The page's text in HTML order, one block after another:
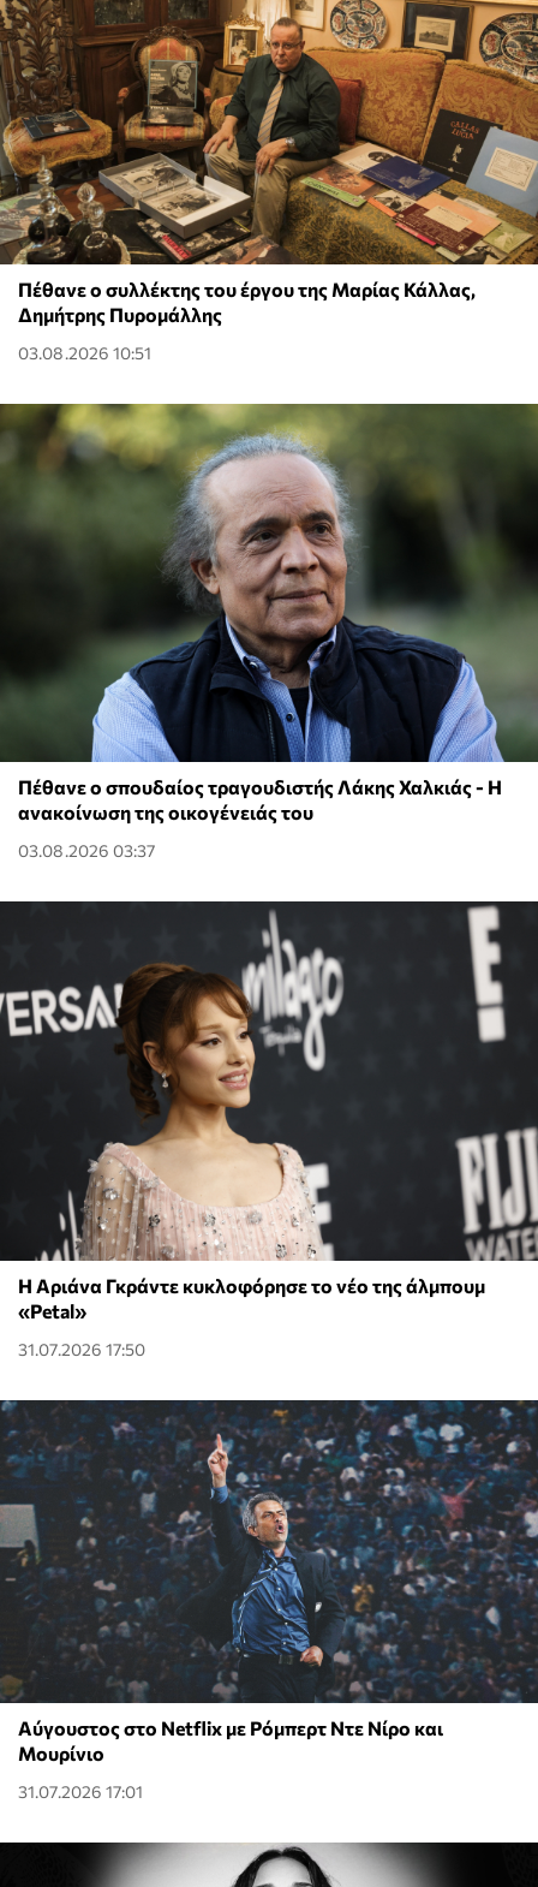
Πέθανε ο συλλέκτης του έργου της Μαρίας Κάλλας,
Δημήτρης Πυρομάλλης
03.08.2026 10:51
Πέθανε ο σπουδαίος τραγουδιστής Λάκης Χαλκιάς - Η
ανακοίνωση της οικογένειάς του
03.08.2026 03:37
Η Αριάνα Γκράντε κυκλοφόρησε το νέο της άλμπουμ
«Petal»
31.07.2026 17:50
Αύγουστος στο Netflix με Ρόμπερτ Ντε Νίρο και
Μουρίνιο
31.07.2026 17:01